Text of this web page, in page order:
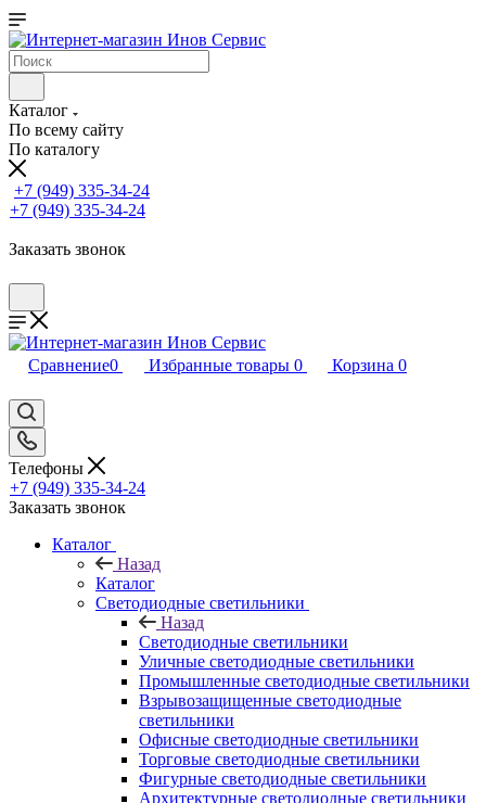
Каталог
По всему сайту
По каталогу
+7 (949) 335-34-24
+7 (949) 335-34-24
Заказать звонок
Сравнение0 Избранные товары 0 Корзина 0
Телефоны
+7 (949) 335-34-24
Заказать звонок
Каталог
Назад
Каталог
Светодиодные светильники
Назад
Светодиодные светильники
Уличные светодиодные светильники
Промышленные светодиодные светильники
Взрывозащищенные светодиодные
светильники
Офисные светодиодные светильники
Торговые светодиодные светильники
Фигурные светодиодные светильники
Архитектурные светодиодные светильники